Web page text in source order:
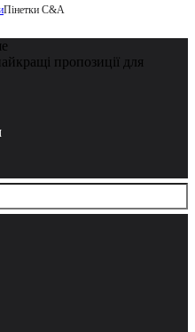
Пінетки C&A
пропозиції для